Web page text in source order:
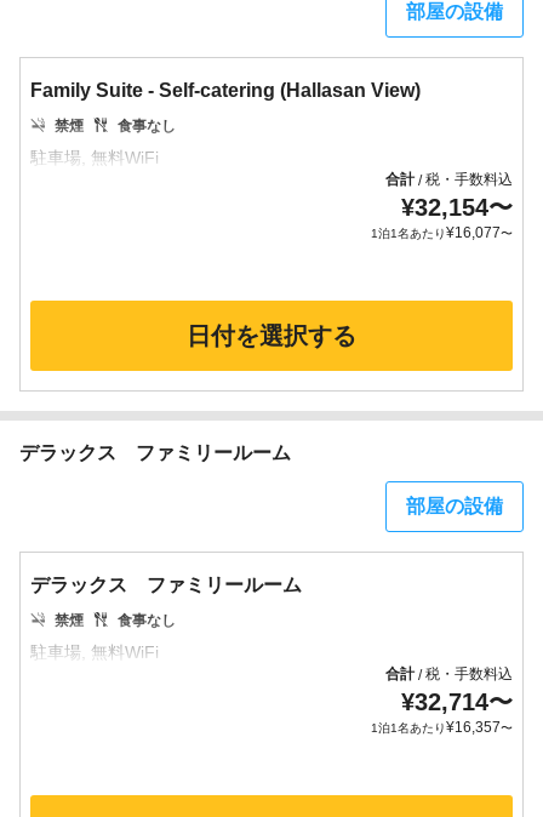
部屋の設備
Family Suite - Self-catering (Hallasan View)
禁煙 食事なし
合計/税・手数料込
¥32,154〜
1泊1名あたり¥16,077〜
日付を選択する
デラックス ファミリールーム
部屋の設備
デラックス ファミリールーム
禁煙 食事なし
合計/税・手数料込
¥32,714〜
1泊1名あたり¥16,357〜